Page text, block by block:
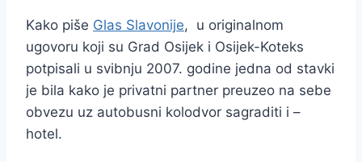
Kako piše Glas Slavonije, u originalnom
ugovoru koji su Grad Osijek i Osijek-Koteks
potpisali u svibnju 2007. godine jedna od stavki
je bila kako je privatni partner preuzeo na sebe
obvezu uz autobusni kolodvor sagraditi i –
hotel.